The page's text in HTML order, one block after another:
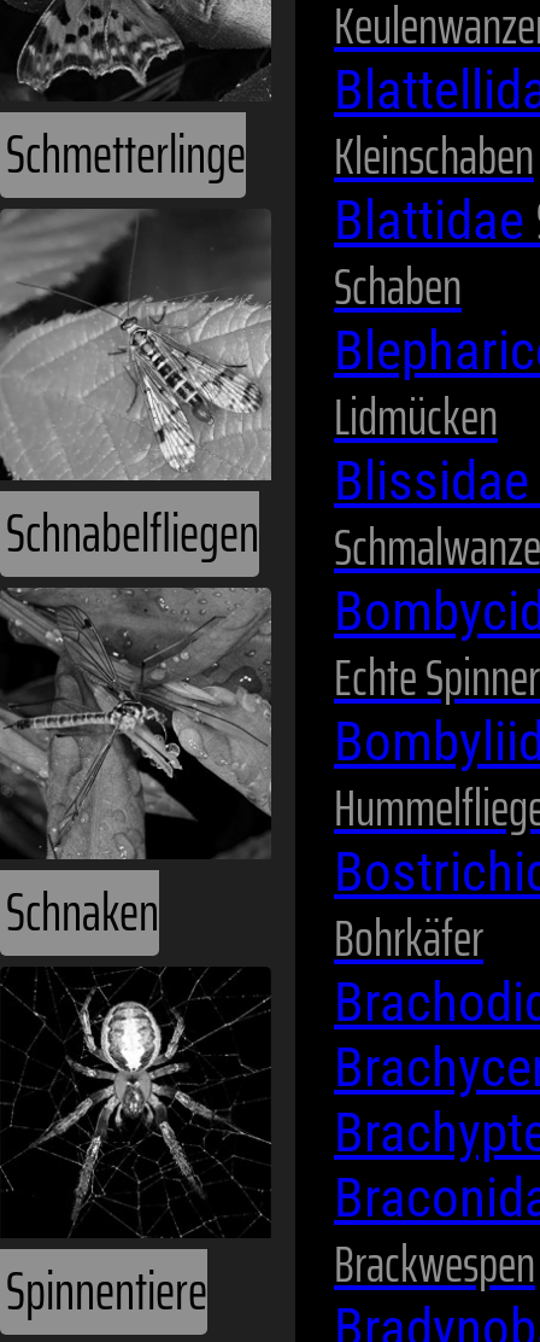
Schnabelfliegen
Schnaken
Spinnentiere
Kleinschaben
Blattidae
Schaben
Lidmücken
Blissidae
Echte Spinner
Bohrkäfer
Brackwespen